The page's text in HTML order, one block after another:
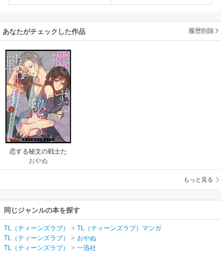
あなたがチェックした作品 履歴削除
恋する秘文の戦士た
ち
おやぬ
もっと見る
同じジャンルの本を探す
TL（ティーンズラブ） > TL（ティーンズラブ）マンガ
TL（ティーンズラブ）
> おやぬ
TL（ティーンズラブ）
> 一迅社